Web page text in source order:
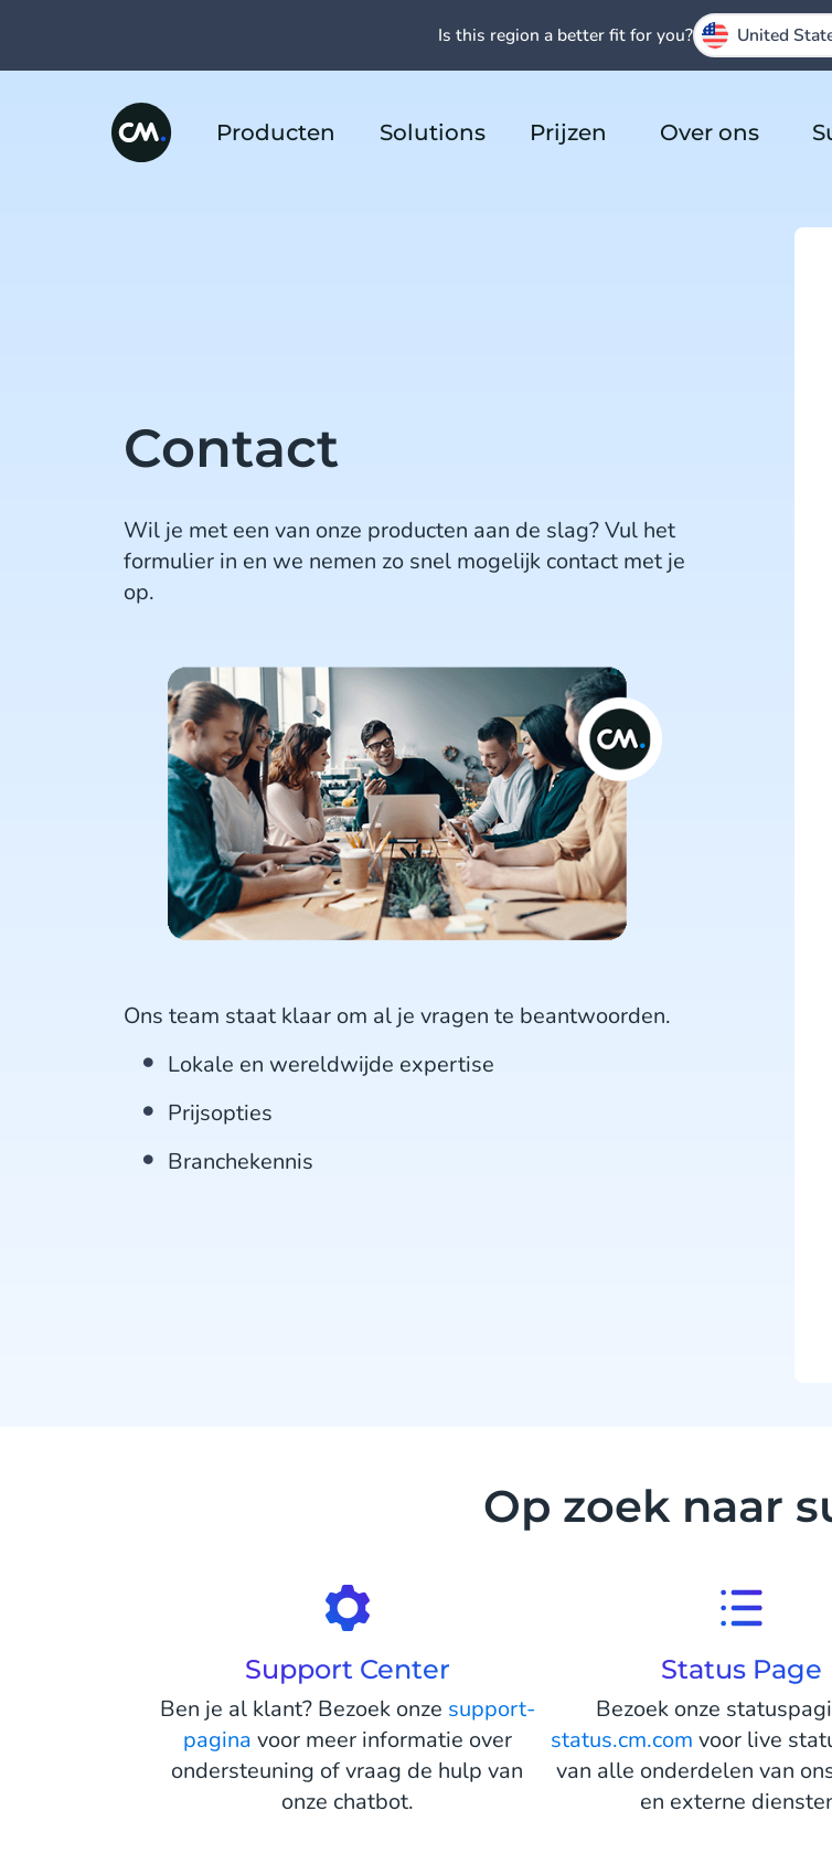
Producten Solutions Prijzen Over ons
Contact
Wil je met een van onze producten aan de slag? Vul het
formulier in en we nemen zo snel mogelijk contact met je
op.
Ons team staat klaar om al je vragen te beantwoorden.
Lokale en wereldwijde expertise
Prijsopties
Branchekennis
Op zoek naar
Support Center
Ben je al klant? Bezoek onze support-
pagina voor meer informatie over
ondersteuning of vraag de hulp van
onze chatbot.
Status Page
Bezoek onze
status.cm.com voor live
van alle onderdelen van
en externe
Is this region a better fit for you? United